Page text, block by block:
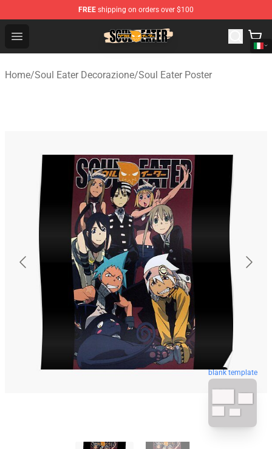
FREE shipping on orders over $100
Open menu
Soul Eater Store - Official Soul Eater Merchandise Shop
Home/Soul Eater Decorazione/Soul Eater Poster
blank template